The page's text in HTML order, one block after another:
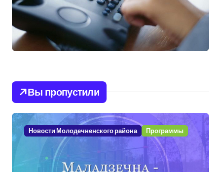
Вы пропустили
Новости Молодечненского района Программы